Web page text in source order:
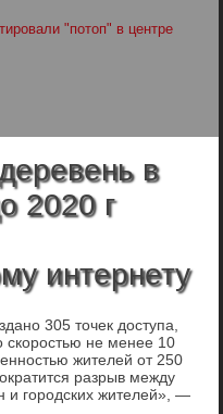
"потоп" в центре
в
2020 г
интернету
305 точек доступа,
скоростью не менее 10
жителей от 250
разрыв между
городских жителей», —